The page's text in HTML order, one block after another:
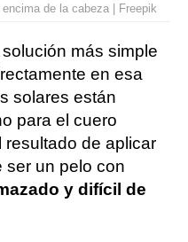
de la cabeza | Freepik
más simple
en esa
solares están
para el cuero
de aplicar
ser un pelo con
y difícil de